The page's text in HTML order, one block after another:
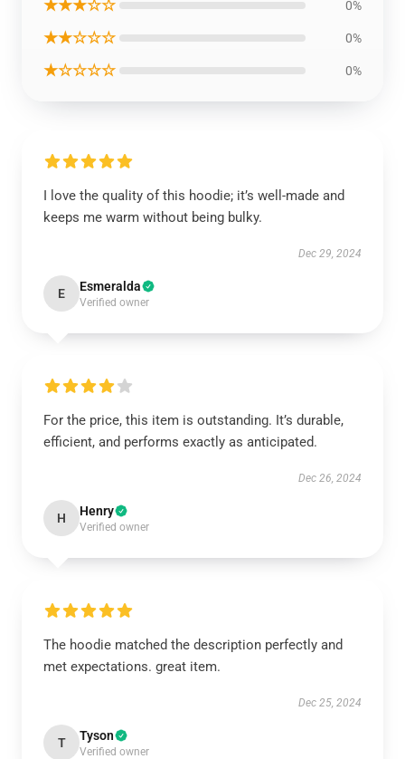
★★★☆☆ 0%
★★☆☆☆ 0%
★☆☆☆☆ 0%
I love the quality of this hoodie; it’s well-made and
keeps me warm without being bulky.
Dec 29, 2024
E Esmeralda
Verified owner
For the price, this item is outstanding. It’s durable,
efficient, and performs exactly as anticipated.
Dec 26, 2024
H Henry
Verified owner
The hoodie matched the description perfectly and
met expectations. great item.
Dec 25, 2024
T Tyson
Verified owner